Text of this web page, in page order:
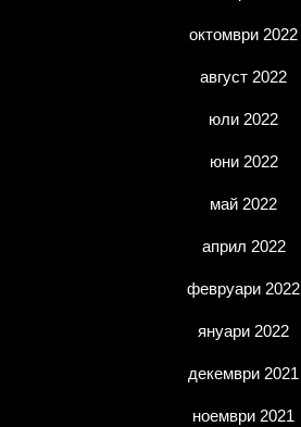
октомври 2022
август 2022
юли 2022
юни 2022
май 2022
април 2022
февруари 2022
януари 2022
декември 2021
ноември 2021